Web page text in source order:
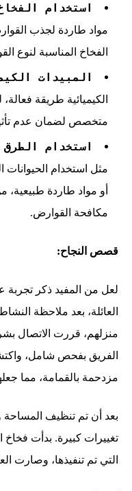
استخدام
مواد طاردة لجذب
الفخاخ المناسبة لنوع
المبيدات
الكيميائية طريقة
متخصص لضمان عدم
استخدام
مثل استخدام
أو مواد طاردة طبيعية،
مكافحة القوارض.
قصص النجاح:
لعل من المفيد ذكر تجربة
العائلة، بعد ملاحظة
منزلهم، قررت الاتصال
الفريق بفحص شامل،
مزدحمة بالقمامة، مما
بعد أن تم تنظيف المساحة
تغييرات كبيرة. بدأت فخاخ
التي تم تنفيذها، وصارت